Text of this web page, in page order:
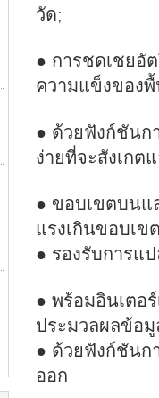
วัด;
● การชดเชยอั
ความแข็งของ
● ด้วยฟังก์ชันก
ง่ายที่จะสังเกต
● ขอบเขตบนแ
แรงเกินขอบเขต
● รองรับการแ
● พร้อมอินเตอ
ประมวลผลข้อมู
● ด้วยฟังก์ชันก
ออก